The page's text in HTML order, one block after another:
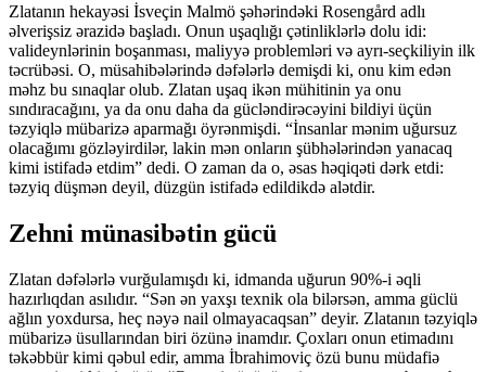
Zlatanın hekayəsi İsveçin Malmö şəhərindəki Rosengård adlı
əlverişsiz ərazidə başladı. Onun uşaqlığı çətinliklərlə dolu idi:
valideynlərinin boşanması, maliyyə problemləri və ayrı-seçkiliyin ilk
təcrübəsi. O, müsahibələrində dəfələrlə demişdi ki, onu kim edən
məhz bu sınaqlar olub. Zlatan uşaq ikən mühitinin ya onu
sındıracağını, ya da onu daha da gücləndirəcəyini bildiyi üçün
təzyiqlə mübarizə aparmağı öyrənmişdi. “İnsanlar mənim uğursuz
olacağımı gözləyirdilər, lakin mən onların şübhələrindən yanacaq
kimi istifadə etdim” dedi. O zaman da o, əsas həqiqəti dərk etdi:
təzyiq düşmən deyil, düzgün istifadə edildikdə alətdir.
Zehni münasibətin gücü
Zlatan dəfələrlə vurğulamışdı ki, idmanda uğurun 90%-i əqli
hazırlıqdan asılıdır. “Sən ən yaxşı texnik ola bilərsən, amma güclü
ağlın yoxdursa, heç nəyə nail olmayacaqsan” deyir. Zlatanın təzyiqlə
mübarizə üsullarından biri özünə inamdır. Çoxları onun etimadını
təkəbbür kimi qəbul edir, amma İbrahimoviç özü bunu müdafiə